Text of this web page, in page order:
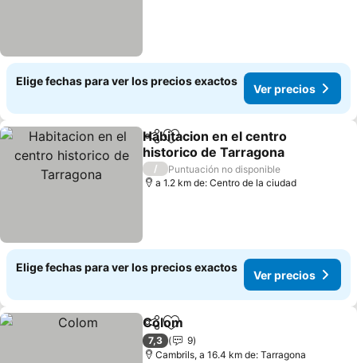
Elige fechas para ver los precios exactos
Ver precios
CompartirAgregar a favoritos
Habitacion en el centro
historico de Tarragona
/
Puntuación no disponible
a 1.2 km de: Centro de la ciudad
Elige fechas para ver los precios exactos
Ver precios
CompartirAgregar a favoritos
Colom
7,3
9
Cambrils, a 16.4 km de: Tarragona